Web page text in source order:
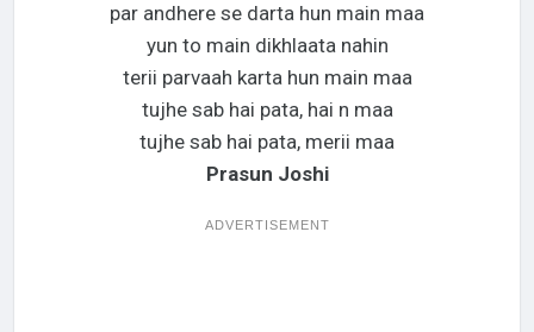
par andhere se darta hun main maa
yun to main dikhlaata nahin
terii parvaah karta hun main maa
tujhe sab hai pata, hai n maa
tujhe sab hai pata, merii maa
Prasun Joshi
ADVERTISEMENT